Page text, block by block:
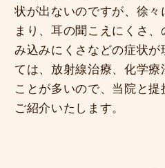
状が出ないのですが、徐
まり、耳の聞こえにくさ
み込みにくさなどの症状が
ては、放射線治療、化学
ことが多いので、当院と
ご紹介いたします。